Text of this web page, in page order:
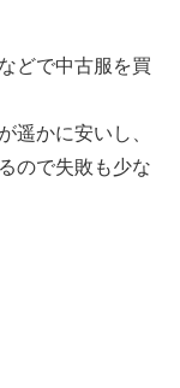
どで中古服を買
遥かに安いし、
ので失敗も少な